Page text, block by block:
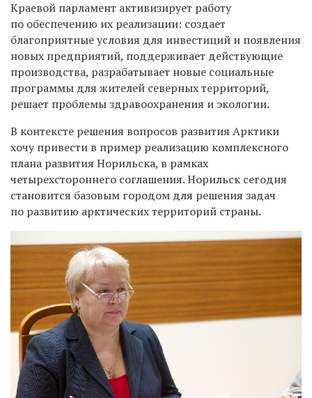
Краевой парламент активизирует работу
по обеспечению их реализации: создает
благоприятные условия для инвестиций и появления
новых предприятий, поддерживает действующие
производства, разрабатывает новые социальные
программы для жителей северных территорий,
решает проблемы здравоохранения и экологии.
В контексте решения вопросов развития Арктики
хочу привести в пример реализацию комплексного
плана развития Норильска, в рамках
четырехстороннего соглашения. Норильск сегодня
становится базовым городом для решения задач
по развитию арктических территорий страны.